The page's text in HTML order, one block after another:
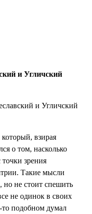
и Угличский
и Угличский
взирая
о том, насколько
зрения
Такие мысли
но не стоит спешить
не одинок в своих
подобном думал